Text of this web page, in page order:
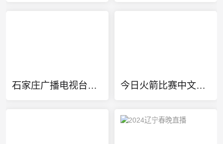
石家庄广播电视台生活频道 今日火箭比赛中文回放录像